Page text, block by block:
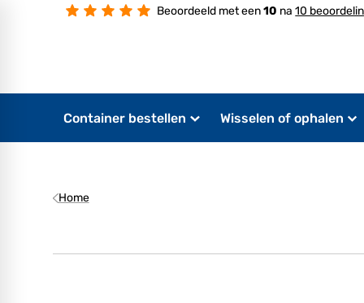
Beoordeeld met een10 na10
Container bestellen Wisselen of ophalen
Home